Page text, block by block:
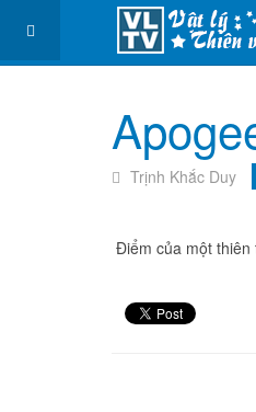
Trịnh Khắc Duy
Điểm của một